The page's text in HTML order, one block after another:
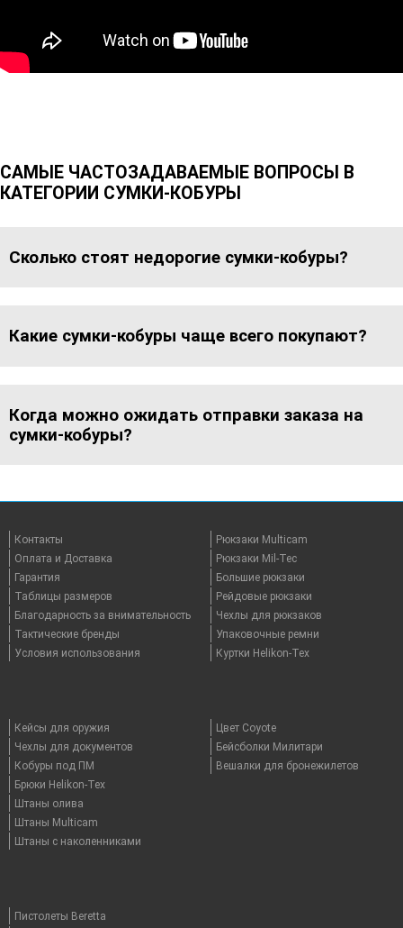
САМЫЕ ЧАСТОЗАДАВАЕМЫЕ ВОПРОСЫ В
КАТЕГОРИИ СУМКИ-КОБУРЫ
Сколько стоят недорогие сумки-кобуры?
Какие сумки-кобуры чаще всего покупают?
Когда можно ожидать отправки заказа на
сумки-кобуры?
Контакты
Оплата и Доставка
Гарантия
Таблицы размеров
Благодарность за внимательность
Тактические бренды
Условия использования
Рюкзаки Multicam
Рюкзаки Mil-Tec
Большие рюкзаки
Рейдовые рюкзаки
Чехлы для рюкзаков
Упаковочные ремни
Куртки Helikon-Tex
Кейсы для оружия
Чехлы для документов
Кобуры под ПМ
Брюки Helikon-Tex
Штаны олива
Штаны Multicam
Штаны с наколенниками
Цвет Coyote
Бейсболки Милитари
Вешалки для бронежилетов
Пистолеты Beretta